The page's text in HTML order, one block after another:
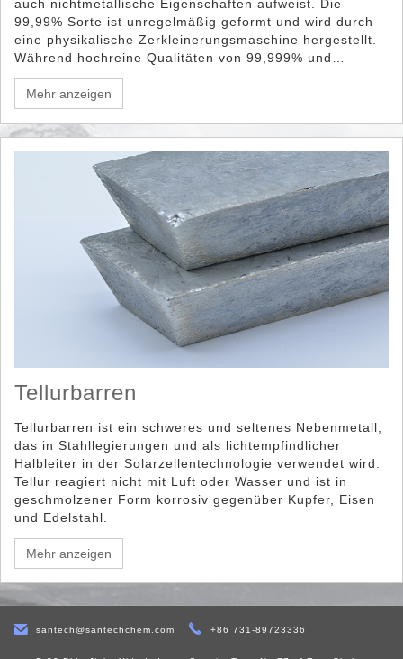
auch nichtmetallische Eigenschaften aufweist. Die
99,99% Sorte ist unregelmäßig geformt und wird durch
eine physikalische Zerkleinerungsmaschine hergestellt.
Während hochreine Qualitäten von 99,999% und
99,99999% durch Destillationstechnologie hergestellt
werden und die Form wie ein Dachziegel ist. Wir können
Tellurium-Klumpenreinheitsbereiche von 99,99% bis
99,99999% liefern.
Mehr anzeigen
Tellurbarren
Tellurbarren ist ein schweres und seltenes Nebenmetall,
das in Stahllegierungen und als lichtempfindlicher
Halbleiter in der Solarzellentechnologie verwendet wird.
Tellur reagiert nicht mit Luft oder Wasser und ist in
geschmolzener Form korrosiv gegenüber Kupfer, Eisen
und Edelstahl.
Mehr anzeigen
santech@santechchem.com +86 731-89723336